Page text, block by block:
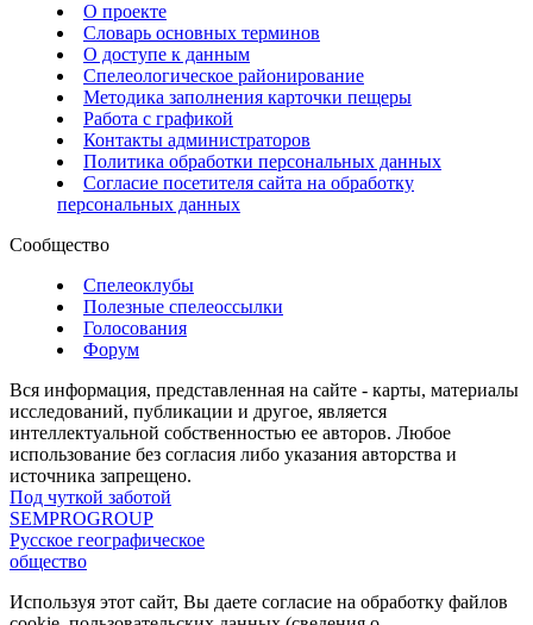
О проекте
Словарь основных терминов
О доступе к данным
Спелеологическое районирование
Методика заполнения карточки пещеры
Работа с графикой
Контакты администраторов
Политика обработки персональных данных
Согласие посетителя сайта на обработку
персональных данных
Сообщество
Спелеоклубы
Полезные спелеоссылки
Голосования
Форум
Вся информация, представленная на сайте - карты, материалы
исследований, публикации и другое, является
интеллектуальной собственностью ее авторов. Любое
использование без согласия либо указания авторства и
источника запрещено.
Под чуткой заботой
SEMPROGROUP
Русское географическое
общество
Используя этот сайт, Вы даете согласие на обработку файлов